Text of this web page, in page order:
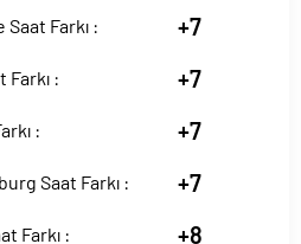
Farkı : +7
: +7
: +7
Saat Farkı : +7
Farkı : +8